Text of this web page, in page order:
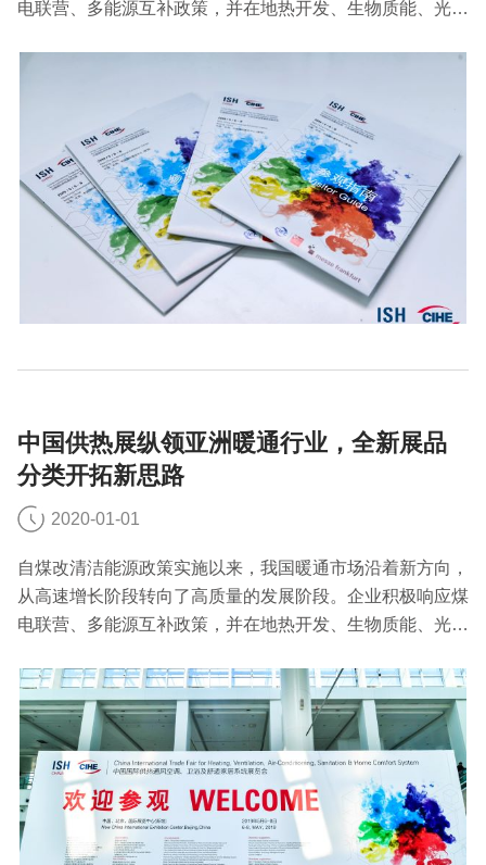
电联营、多能源互补政策，并在地热开发、生物质能、光伏
地被运用其中，将中国暖通行业带入清洁、舒适、创新、多
中国供热展纵领亚洲暖通行业，全新展品
分类开拓新思路
2020-01-01
自煤改清洁能源政策实施以来，我国暖通市场沿着新方向，
从高速增长阶段转向了高质量的发展阶段。企业积极响应煤
电联营、多能源互补政策，并在地热开发、生物质能、光伏
地被运用其中，将中国暖通行业带入清洁、舒适、创新、多
元的新时代。